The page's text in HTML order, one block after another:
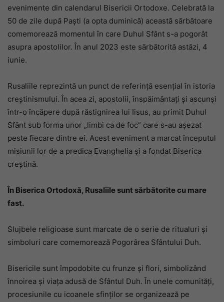
evenimente din calendarul Bisericii Ortodoxe. Celebrată la
50 de zile după Paști (a opta duminică) această sărbătoare
comemorează momentul în care Duhul Sfânt s-a pogorât
asupra apostolilor. În anul 2023 este sărbătorită astăzi, 4
iunie.
Rusaliile reprezintă un punct de referință esențial în istoria
creștinismului. În acea zi, apostolii, înspăimântați și ascunși
într-o încăpere după răstignirea lui Iisus, au primit Duhul
Sfânt sub forma unor „limbi ca de foc” care s-au așezat
peste fiecare dintre ei. Acest eveniment a marcat începutul
misiunii lor de a predica Evanghelia și a fondat Biserica
creștină.
În Biserica Ortodoxă, Rusaliile sunt sărbătorite cu mare
fast.
Slujbele religioase sunt marcate de o serie de ritualuri și
simboluri care comemorează Pogorârea Sfântului Duh.
Bisericile sunt împodobite cu frunze și flori, simbolizând
înnoirea și viața adusă de Sfântul Duh. În unele comunități,
procesiunile cu icoanele sfinților se organizează pe